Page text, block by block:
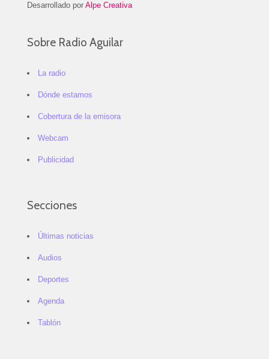
Desarrollado por Alpe Creativa
Sobre Radio Aguilar
La radio
Dónde estamos
Cobertura de la emisora
Webcam
Publicidad
Secciones
Últimas noticias
Audios
Deportes
Agenda
Tablón